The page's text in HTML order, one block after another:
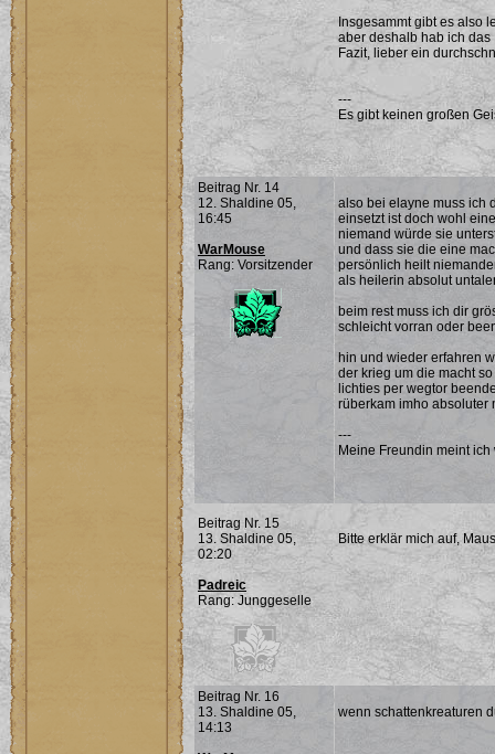
Insgesammt gibt es also
aber deshalb hab ich das
Fazit, lieber ein
---
Es gibt keinen großen
Beitrag Nr. 14
12. Shaldine 05,
16:45
WarMouse
Rang: Vorsitzender
also bei elayne muss ich
einsetzt ist doch wohl
niemand würde sie
und dass sie die eine
persönlich heilt
als heilerin absolut
beim rest muss ich dir
schleicht vorran oder
hin und wieder erfahren
der krieg um die macht
lichties per wegtor
rüberkam imho absoluter
---
Meine Freundin meint
Beitrag Nr. 15
13. Shaldine 05,
02:20
Padreic
Rang: Junggeselle
Bitte erklär mich auf,
Beitrag Nr. 16
13. Shaldine 05,
14:13
wenn schattenkreaturen